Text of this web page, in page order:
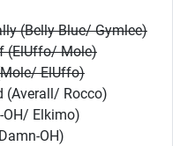
(Belly Blue/ Gymlee)
(ElUffo/ Mole)
ElUffo)
(Averall/ Rocco)
OH/ Elkimo)
OH)